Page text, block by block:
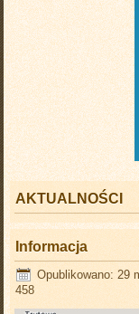
AKTUALNOŚCI
Informacja
Opublikowano: 29
458